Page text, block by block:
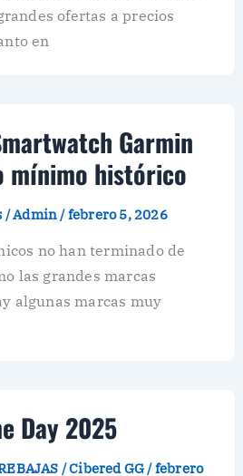
ofertas a precios
en
Garmin
mínimo histórico
/Admin /febrero 5, 2026
no han terminado de
las grandes marcas
algunas marcas muy
Day 2025
/Cibered GG /febrero